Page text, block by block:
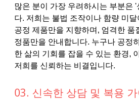
많은 분이 가장 우려하시는 부분은 '
다. 저희는 불법 조작이나 함량 미
공정 제품만을 지향하며, 엄격한 품
정품만을 안내합니다. 누구나 공정
한 삶의 기회를 잡을 수 있는 환경,
저희를 신뢰하는 비결입니다.
03. 신속한 상담 및 복용